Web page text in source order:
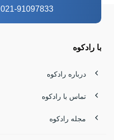
021-91097833 | 0919-8057244
با رادکوه
درباره رادکوه
تماس با رادکوه
مجله رادکوه